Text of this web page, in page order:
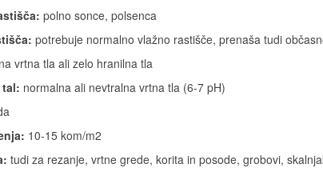
polno sonce, polsenca
potrebuje normalno vlažno rastišče, prenaša tudi
vrtna tla ali zelo hranilna tla
normalna ali nevtralna vrtna tla (6-7 pH)
10-15 kom/m2
tudi za rezanje, vrtne grede, korita in posode, grobovi,